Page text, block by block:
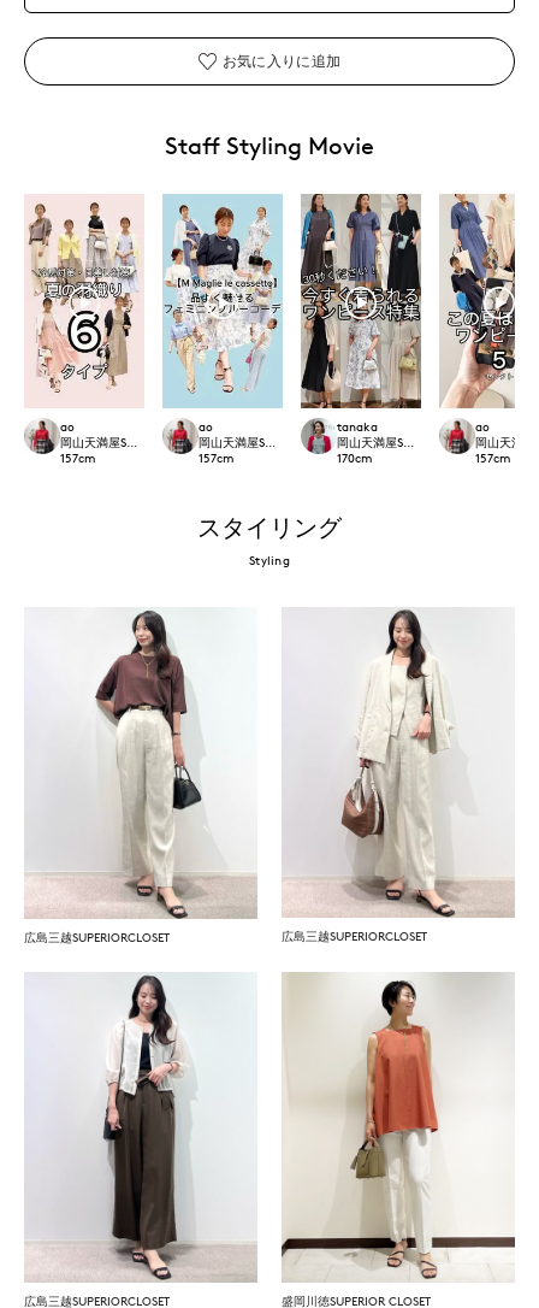
お気に入りに追加
Staff Styling Movie
ao
岡山天満屋SUPERIORCLOSET
157cm
ao
岡山天満屋SUPERIORCLOSET
157cm
tanaka
岡山天満屋SUPERIORCLOSET
170cm
ao
岡山天満屋
157cm
スタイリング
Styling
広島三越SUPERIORCLOSET 広島三越SUPERIORCLOSET
広島三越SUPERIORCLOSET 盛岡川徳SUPERIOR CLOSET